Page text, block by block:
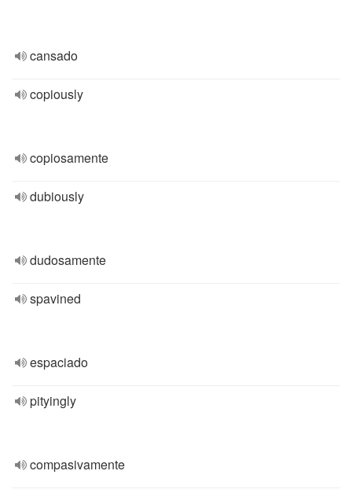
cansado
copiously
copiosamente
dubiously
dudosamente
spavined
espaciado
pityingly
compasivamente